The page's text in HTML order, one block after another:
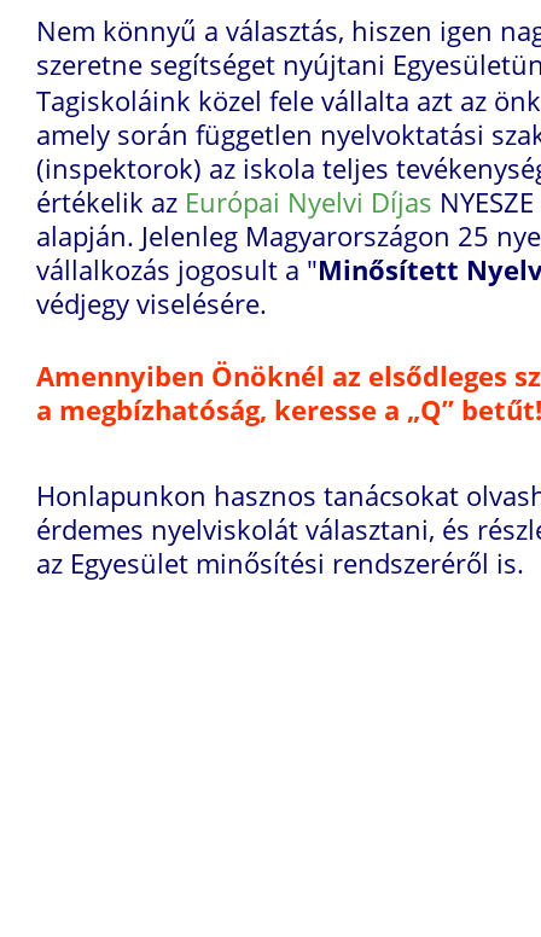
Nem könnyű a választás, hiszen igen
szeretne segítséget nyújtani
Tagiskoláink közel fele vállalta azt az
amely során független nyelvoktatási
(inspektorok) az iskola teljes
értékelik az Európai Nyelvi Díjas
alapján. Jelenleg Magyarországon 25
vállalkozás jogosult a "Minősített
védjegy viselésére.
Amennyiben Önöknél az elsődleges
a megbízhatóság, keresse a „Q” betűt!
Honlapunkon hasznos tanácsokat
érdemes nyelviskolát választani, és
az Egyesület minősítési rendszeréről is.